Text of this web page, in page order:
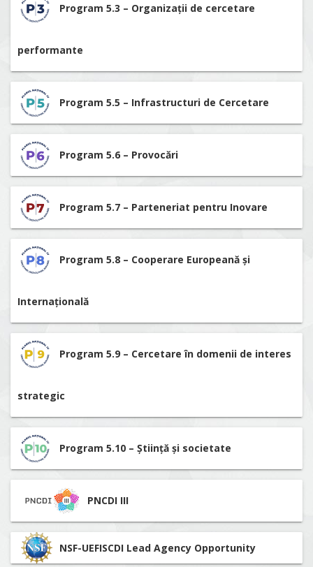
Program 5.3 – Organizații de cercetare
performante
Program 5.5 – Infrastructuri de Cercetare
Program 5.6 – Provocări
Program 5.7 – Parteneriat pentru Inovare
Program 5.8 – Cooperare Europeană și
Internațională
Program 5.9 – Cercetare în domenii de interes
strategic
Program 5.10 – Știință și societate
PNCDI III
NSF-UEFISCDI Lead Agency Opportunity